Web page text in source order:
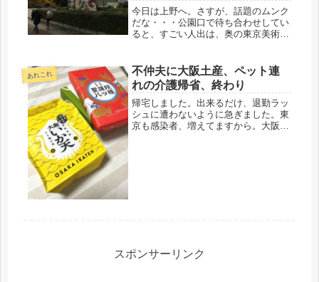
に大移動。
今日は上野へ。さすが、話題のムンク
だな・・・公園口で待ち合わせしてい
ると、すごい人出は、奥の東京美術館
へ。こちらは、空いていました。バロ
ック、宮廷画家はさほど人気がないの
かも...
あれこれ
不仲夫に大阪土産、ペット連
れの介護帰省、終わり
帰宅しました。出来るだけ、退勤ラッ
シュに遭わないように急ぎました。東
京も感染者、増えてますから。大阪
スポンサーリンク